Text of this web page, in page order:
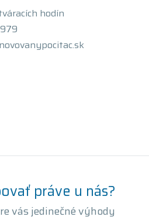
hodín
práve u nás?
vás jedinečné výhody